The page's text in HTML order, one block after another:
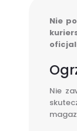
Nie
Nie